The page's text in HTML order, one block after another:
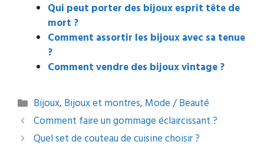
Qui peut porter des bijoux esprit tête de
mort ?
Comment assortir les bijoux avec sa tenue
?
Comment vendre des bijoux vintage ?
Catégories
Bijoux, Bijoux et montres, Mode / Beauté
Navigation
des
Comment faire un gommage éclaircissant ?
Quel set de couteau de cuisine choisir ?